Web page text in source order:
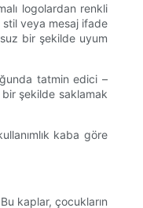
logolardan renkli
stil veya mesaj ifade
bir şekilde uyum
tatmin edici –
bir şekilde saklamak
kaba göre
kaplar, çocukların